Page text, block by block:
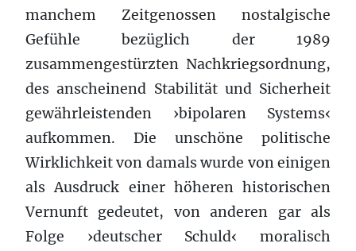
manchem Zeitgenossen nostalgische
Gefühle bezüglich der 1989
zusammengestürzten Nachkriegsordnung,
des anscheinend Stabilität und Sicherheit
gewährleistenden ›bipolaren Systems‹
aufkommen. Die unschöne politische
Wirklichkeit von damals wurde von einigen
als Ausdruck einer höheren historischen
Vernunft gedeutet, von anderen gar als
Folge ›deutscher Schuld‹ moralisch